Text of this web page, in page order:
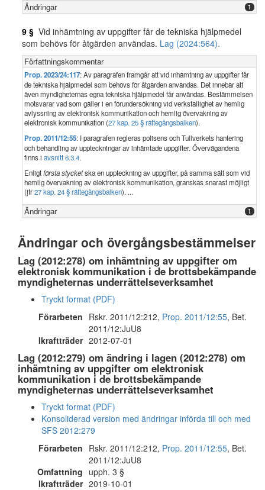
Ändringar 1
9 § Vid inhämtning av uppgifter får de tekniska hjälpmedel
som behövs för åtgärden användas. Lag (2024:564).
Författningskommentar
Prop. 2023/24:117: Av paragrafen framgår att vid inhämtning av uppgifter får
de tekniska hjälpmedel som behövs för åtgärden användas. Det innebär att
även myndigheternas egna tekniska hjälpmedel får användas. Bestämmelsen
motsvarar vad som gäller i en förundersökning vid verkställighet av hemlig
avlyssning av elektronisk kommunikation och hemlig övervakning av
elektronisk kommunikation (27 kap. 25 § rättegångsbalken).
Prop. 2011/12:55: I paragrafen regleras polisens och Tullverkets hantering
och behandling av uppteckningar av inhämtade uppgifter. Övervägandena
finns i avsnitt 6.3.4.
Enligtförsta stycketska en uppteckning av uppgifter, på samma sätt som vid
hemlig övervakning av elektronisk kommunikation, granskas snarast möjligt
(jfr27 kap. 24 § rättegångsbalken). ...
Ändringar 1
Ändringar och övergångsbestämmelser
Lag (2012:278) om inhämtning av uppgifter om
elektronisk kommunikation i de brottsbekämpande
myndigheternas underrättelseverksamhet
Tryckt format (PDF)
Förarbeten Rskr. 2011/12:212, Prop. 2011/12:55, Bet.
2011/12:JuU8
Ikraftträder 2012-07-01
Lag (2012:279) om ändring i lagen (2012:278) om
inhämtning av uppgifter om elektronisk
kommunikation i de brottsbekämpande
myndigheternas underrättelseverksamhet
Tryckt format (PDF)
Konsoliderad version med ändringar införda till och med
SFS 2012:279
Förarbeten Rskr. 2011/12:212, Prop. 2011/12:55, Bet.
2011/12:JuU8
Omfattning upph. 3 §
Ikraftträder 2019-10-01